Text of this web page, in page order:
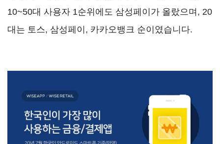
10~50대 사용자 1순위에도 삼성페이가 올랐으며, 20
대는 토스, 삼성페이, 카카오뱅크 순이였습니다.